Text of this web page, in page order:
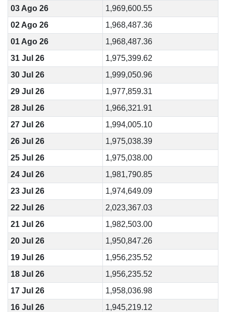
03 Ago 26
1,969,600.55
02 Ago 26
1,968,487.36
01 Ago 26
1,968,487.36
31 Jul 26
1,975,399.62
30 Jul 26
1,999,050.96
29 Jul 26
1,977,859.31
28 Jul 26
1,966,321.91
27 Jul 26
1,994,005.10
26 Jul 26
1,975,038.39
25 Jul 26
1,975,038.00
24 Jul 26
1,981,790.85
23 Jul 26
1,974,649.09
22 Jul 26
2,023,367.03
21 Jul 26
1,982,503.00
20 Jul 26
1,950,847.26
19 Jul 26
1,956,235.52
18 Jul 26
1,956,235.52
17 Jul 26
1,958,036.98
16 Jul 26
1,945,219.12